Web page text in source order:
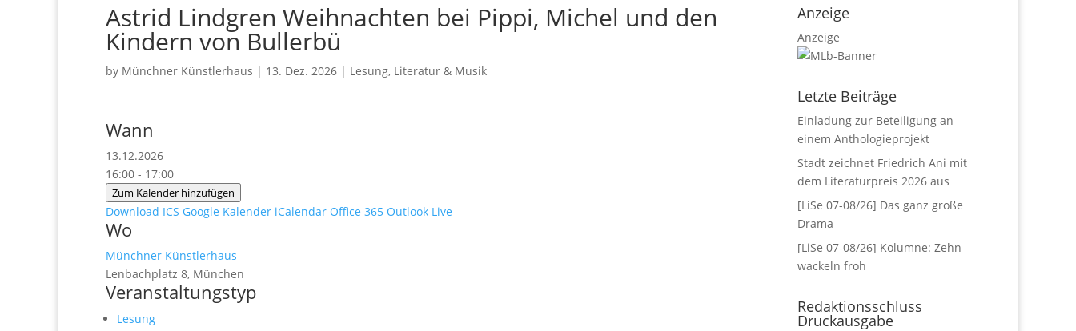
Astrid Lindgren Weihnachten bei Pippi, Michel und den
Kindern von Bullerbü
by Münchner Künstlerhaus | 13. Dez. 2026 | Lesung, Literatur & Musik
Wann
13.12.2026
16:00 - 17:00
Zum Kalender hinzufügen
Download ICS Google Kalender iCalendar Office 365 Outlook Live
Wo
Münchner Künstlerhaus
Lenbachplatz 8, München
Veranstaltungstyp
Lesung
Anzeige
Anzeige
Letzte Beiträge
Einladung zur Beteiligung an
einem Anthologieprojekt
Stadt zeichnet Friedrich Ani mit
dem Literaturpreis 2026 aus
[LiSe 07-08/26] Das ganz große
Drama
[LiSe 07-08/26] Kolumne: Zehn
wackeln froh
Redaktionsschluss
Druckausgabe